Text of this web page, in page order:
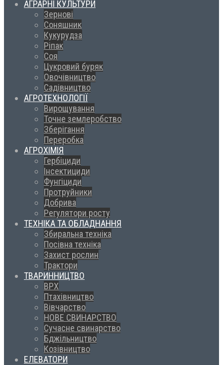
АГРАРНІ КУЛЬТУРИ
Зернові
Соняшник
Кукурудза
Ріпак
Соя
Цукровий буряк
Овочівництво
Садівництво
АГРОТЕХНОЛОГІЇ
Вирощування
Точне землеробство
Зберігання
Переробка
АГРОХІМІЯ
Гербіциди
Інсектициди
Фунгіциди
Протруйники
Добрива
Регулятори росту
ТЕХНІКА ТА ОБЛАДНАННЯ
Збиральна техніка
Посівна техніка
Захист рослин
Трактори
ТВАРИННИЦТВО
ВРХ
Птахівництво
Вівчарство
НОВЕ СВИНАРСТВО
Сучасне свинарство
Бджільництво
Козівництво
ЕЛЕВАТОРИ